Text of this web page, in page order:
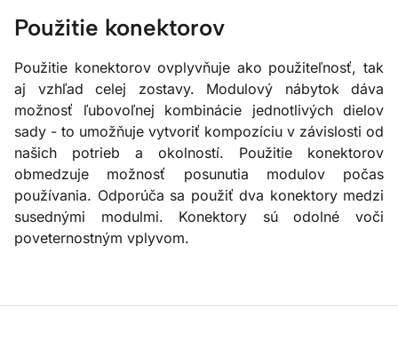
Použitie konektorov
Použitie konektorov ovplyvňuje ako použiteľnosť, tak
aj vzhľad celej zostavy. Modulový nábytok dáva
možnosť ľubovoľnej kombinácie jednotlivých dielov
sady - to umožňuje vytvoriť kompozíciu v závislosti od
našich potrieb a okolností. Použitie konektorov
obmedzuje možnosť posunutia modulov počas
používania. Odporúča sa použiť dva konektory medzi
susednými modulmi. Konektory sú odolné voči
poveternostným vplyvom.